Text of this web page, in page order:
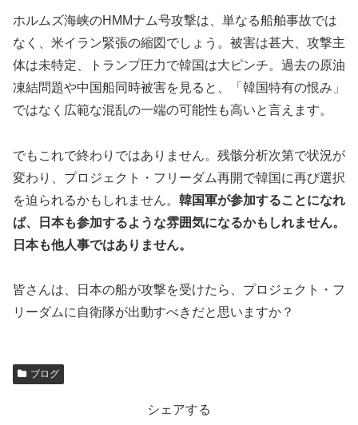
ホルムズ海峡のHMMナム号攻撃は、単なる船舶事故では
なく、米イラン緊張の縮図でしょう。被害は甚大、攻撃主
体は未特定、トランプ圧力で韓国は大ピンチ。過去の原油
凍結問題や中国船同時被害を見ると、「韓国特有の恨み」
ではなく広範な混乱の一端の可能性も高いと言えます。
でもこれで終わりではありません。残骸分析次第で状況が
変わり、プロジェクト・フリーダム再開で韓国に再び選択
を迫られるかもしれません。 韓国軍が参加することになれ
ば、日本も参加するような雰囲気になるかもしれません。
日本も他人事ではありません。
皆さんは、日本の船が攻撃を受けたら、プロジェクト・フ
リーダムに自衛隊が出動すべきだと思いますか？
ブログ
シェアする